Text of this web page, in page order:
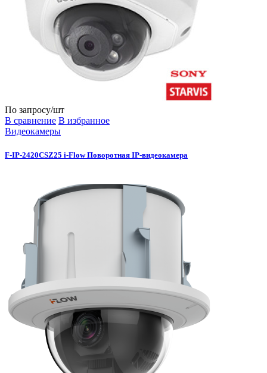
По запросу/шт
В сравнение В избранное
Видеокамеры
F-IP-2420CSZ25 i-Flow Поворотная IP-видеокамера